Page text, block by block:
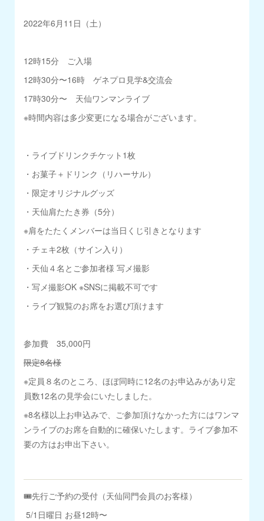
2022年6月11日（土）
12時15分 ご入場
12時30分〜16時 ゲネプロ見学&交流会
17時30分〜 天仙ワンマンライブ
※時間内容は多少変更になる場合がございます。
・ライブドリンクチケット1枚
・お菓子＋ドリンク（リハーサル）
・限定オリジナルグッズ
・天仙肩たたき券（5分）
※肩をたたくメンバーは当日くじ引きとなります
・チェキ2枚（サイン入り）
・天仙４名とご参加者様 写メ撮影
・写メ撮影OK ※SNSに掲載不可です
・ライブ観覧のお席をお選び頂けます
参加費 35,000円
限定8名様
※定員８名のところ、ほぼ同時に12名のお申込みがあり定
員数12名の見学会にいたしました。
※8名様以上お申込みで、ご参加頂けなかった方にはワンマ
ンライブのお席を自動的に確保いたします。ライブ参加不
要の方はお申出下さい。
🎟先行ご予約の受付（天仙同門会員のお客様）
5/1日曜日 お昼12時〜